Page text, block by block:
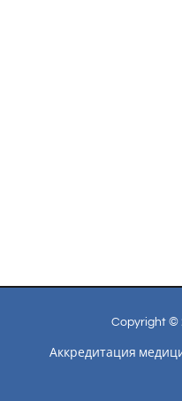
Copyright ©
Аккредитация